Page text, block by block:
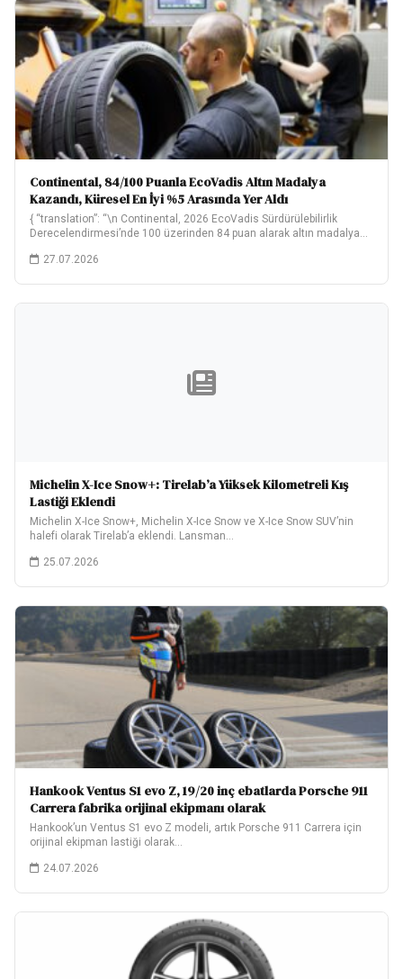
Continental, 84/100 Puanla EcoVadis Altın Madalya
Kazandı, Küresel En İyi %5 Arasında Yer Aldı
{ “translation”: “\n Continental, 2026 EcoVadis Sürdürülebilirlik
Derecelendirmesi’nde 100 üzerinden 84 puan alarak altın madalya…
27.07.2026
Michelin X-Ice Snow+: Tirelab’a Yüksek Kilometreli Kış
Lastiği Eklendi
Michelin X-Ice Snow+, Michelin X-Ice Snow ve X-Ice Snow SUV’nin
halefi olarak Tirelab’a eklendi. Lansman…
25.07.2026
Hankook Ventus S1 evo Z, 19/20 inç ebatlarda Porsche 911
Carrera fabrika orijinal ekipmanı olarak
Hankook’un Ventus S1 evo Z modeli, artık Porsche 911 Carrera için
orijinal ekipman lastiği olarak…
24.07.2026